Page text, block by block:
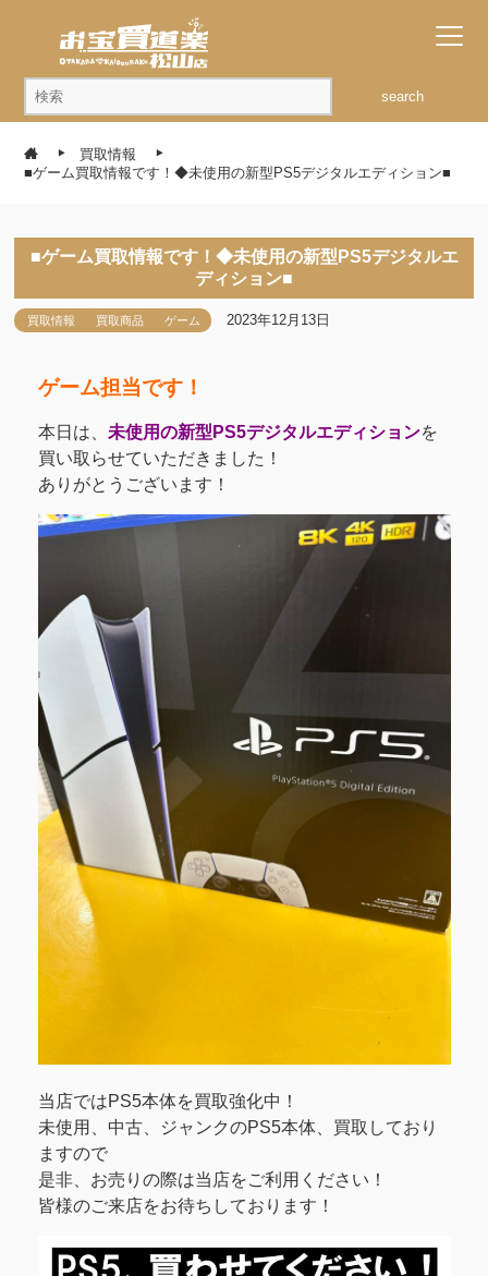
search
買取情報
■ゲーム買取情報です！◆未使用の新型PS5デジタルエディション■
■ゲーム買取情報です！◆未使用の新型PS5デジタルエ
ディション■
買取情報 買取商品 ゲーム 2023年12月13日
ゲーム担当です！
本日は、 未使用の新型PS5デジタルエディションを
買い取らせていただきました！
ありがとうございます！
当店ではPS5本体を買取強化中！
未使用、中古、ジャンクのPS5本体、買取しており
ますので
是非、お売りの際は当店をご利用ください！
皆様のご来店をお待ちしております！